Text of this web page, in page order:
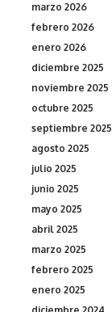
marzo 2026
febrero 2026
enero 2026
diciembre 2025
noviembre 2025
octubre 2025
septiembre 2025
agosto 2025
julio 2025
junio 2025
mayo 2025
abril 2025
marzo 2025
febrero 2025
enero 2025